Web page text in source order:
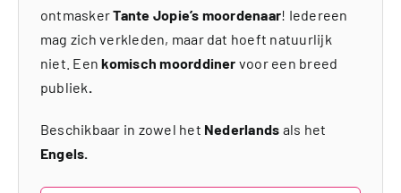
ontmaskerTante Jopie’s moordenaar! Iedereen
mag zich verkleden, maar dat hoeft natuurlijk
niet. Eenkomisch moorddiner voor een breed
publiek.
Beschikbaar in zowel het Nederlands als het
Engels.